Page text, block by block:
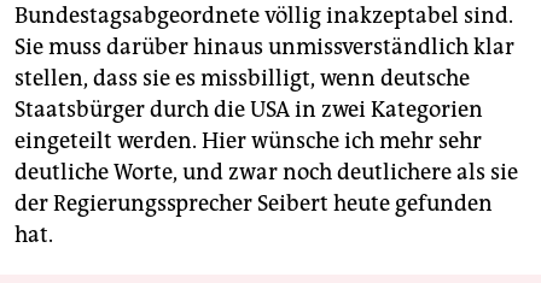
Bundestagsabgeordnete völlig inakzeptabel sind.
Sie muss darüber hinaus unmissverständlich klar
stellen, dass sie es missbilligt, wenn deutsche
Staatsbürger durch die USA in zwei Kategorien
eingeteilt werden. Hier wünsche ich mehr sehr
deutliche Worte, und zwar noch deutlichere als sie
der Regierungssprecher Seibert heute gefunden
hat.